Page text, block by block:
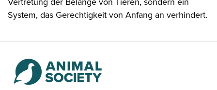
System, das Gerechtigkeit von Anfang an verhindert.